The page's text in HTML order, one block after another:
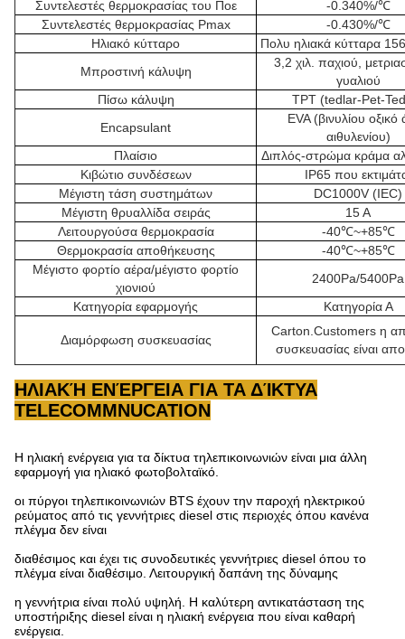
Συντελεστές θερμοκρασίας του Ποε
-0.340%/℃
Συντελεστές θερμοκρασίας Pmax
-0.430%/℃
Ηλιακό κύτταρο
Πολυ ηλιακά κύτταρα
Μπροστινή κάλυψη
3,2 χιλ. παχιού,
γυαλιού
Πίσω κάλυψη
TPT (tedlar-Pet-
Encapsulant
EVA (βινυλίου οξικό
αιθυλενίου)
Πλαίσιο
Διπλός-στρώμα κράμα
Κιβώτιο συνδέσεων
IP65 που
Μέγιστη τάση συστημάτων
DC1000V (IEC)
Μέγιστη θρυαλλίδα σειράς
15 Α
Λειτουργούσα θερμοκρασία
-40℃~+85℃
Θερμοκρασία αποθήκευσης
-40℃~+85℃
Μέγιστο φορτίο αέρα/μέγιστο φορτίο
χιονιού
2400Pa/5400Pa
Κατηγορία εφαρμογής
Κατηγορία Α
Διαμόρφωση συσκευασίας
Carton.Customers η
συσκευασίας είναι
ΗΛΙΑΚΉ ΕΝΈΡΓΕΙΑ ΓΙΑ ΤΑ ΔΊΚΤΥΑ
TELECOMMNUCATION
Η ηλιακή ενέργεια για τα δίκτυα τηλεπικοινωνιών είναι μια άλλη
εφαρμογή για ηλιακό φωτοβολταϊκό.
οι πύργοι τηλεπικοινωνιών BTS έχουν την παροχή ηλεκτρικού
ρεύματος από τις γεννήτριες diesel στις περιοχές όπου κανένα
πλέγμα δεν είναι
διαθέσιμος και έχει τις συνοδευτικές γεννήτριες diesel όπου το
πλέγμα είναι διαθέσιμο. Λειτουργική δαπάνη της δύναμης
η γεννήτρια είναι πολύ υψηλή. Η καλύτερη αντικατάσταση της
υποστήριξης diesel είναι η ηλιακή ενέργεια που είναι καθαρή
ενέργεια.